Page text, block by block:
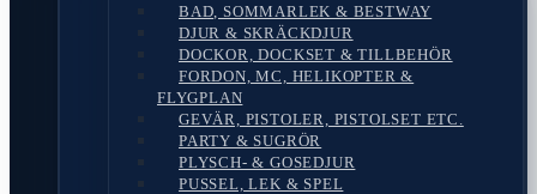
BAD, SOMMARLEK & BESTWAY
DJUR & SKRÄCKDJUR
DOCKOR, DOCKSET & TILLBEHÖR
FORDON, MC, HELIKOPTER &
FLYGPLAN
GEVÄR, PISTOLER, PISTOLSET ETC.
PARTY & SUGRÖR
PLYSCH- & GOSEDJUR
PUSSEL, LEK & SPEL